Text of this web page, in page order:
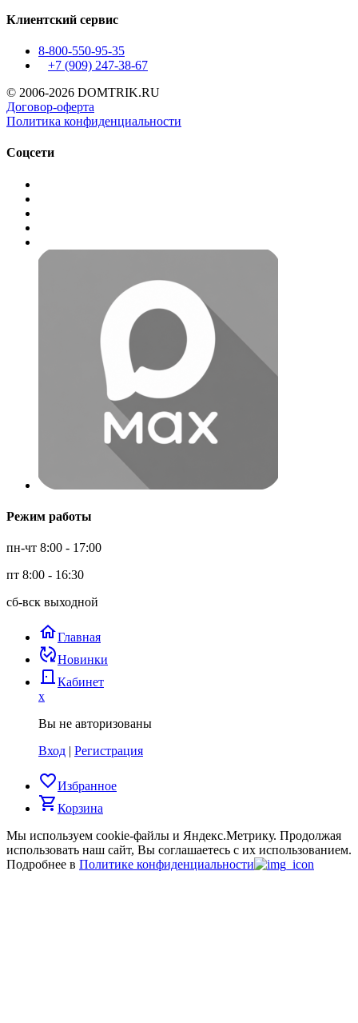
Клиентский сервис
8-800-550-95-35
+7 (909) 247-38-67
© 2006-2026 DOMTRIK.RU
Договор-оферта
Политика конфиденциальности
Соцсети
Режим работы
пн-чт 8:00 - 17:00
пт 8:00 - 16:30
сб-вск выходной
homeГлавная
published_with_changesНовинки
door_back Кабинет
x
Вы не авторизованы
Вход | Регистрация
favorite_borderИзбранное
shopping_cartКорзина
Мы используем cookie-файлы и Яндекс.Метрику. Продолжая
использовать наш сайт, Вы соглашаетесь с их использованием.
Подробнее в Политике конфиденциальности